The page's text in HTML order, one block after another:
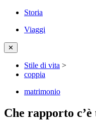
Storia
Viaggi
✕
Stile di vita >
coppia
matrimonio
Che rapporto c’è